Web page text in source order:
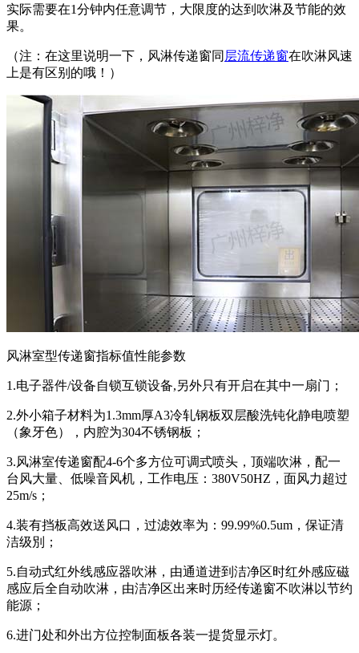
实际需要在1分钟内任意调节，大限度的达到吹淋及节能的效
果。
（注：在这里说明一下，风淋传递窗同 层流传递窗在吹淋风速
上是有区别的哦！）
风淋室型传递窗指标值性能参数
1.电子器件/设备自锁互锁设备,另外只有开启在其中一扇门；
2.外小箱子材料为1.3mm厚A3冷轧钢板双层酸洗钝化静电喷塑
（象牙色），内腔为304不锈钢板；
3.风淋室传递窗配4-6个多方位可调式喷头，顶端吹淋，配一
台风大量、低噪音风机，工作电压：380V50HZ，面风力超过
25m/s；
4.装有挡板高效送风口，过滤效率为：99.99%0.5um，保证清
洁级別；
5.自动式红外线感应器吹淋，由通道进到洁净区时红外感应磁
感应后全自动吹淋，由洁净区出来时历经传递窗不吹淋以节约
能源；
6.进门处和外出方位控制面板各装一提货显示灯。